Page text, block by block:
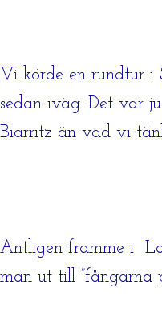
Vi körde en rundtur i
sedan iväg. Det var
Biarritz än vad vi
Äntligen framme i La
man ut till ”fångarna